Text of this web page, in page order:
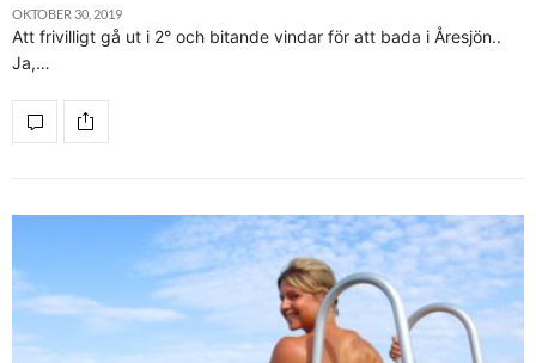
OKTOBER 30, 2019
Att frivilligt gå ut i 2° och bitande vindar för att bada i Åresjön..
Ja,…